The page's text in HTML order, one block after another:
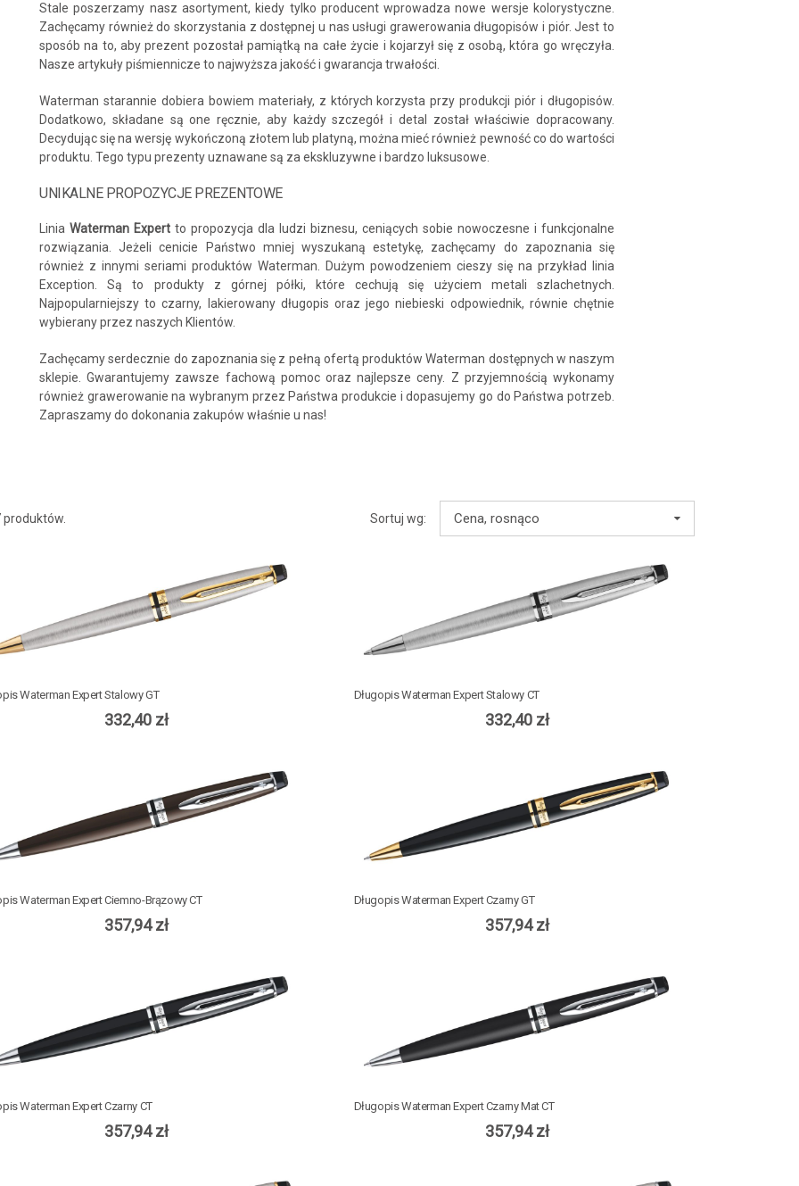
Stale poszerzamy nasz asortyment, kiedy tylko producent wprowadza nowe wersje kolorystyczne.
Zachęcamy również do skorzystania z dostępnej u nas usługi grawerowania długopisów i piór. Jest to
sposób na to, aby prezent pozostał pamiątką na całe życie i kojarzył się z osobą, która go wręczyła.
Nasze artykuły piśmiennicze to najwyższa jakość i gwarancja trwałości.
Waterman starannie dobiera bowiem materiały, z których korzysta przy produkcji piór i długopisów.
Dodatkowo, składane są one ręcznie, aby każdy szczegół i detal został właściwie dopracowany.
Decydując się na wersję wykończoną złotem lub platyną, można mieć również pewność co do wartości
produktu. Tego typu prezenty uznawane są za ekskluzywne i bardzo luksusowe.
UNIKALNE PROPOZYCJE PREZENTOWE
Linia Waterman Expert to propozycja dla ludzi biznesu, ceniących sobie nowoczesne i funkcjonalne
rozwiązania. Jeżeli cenicie Państwo mniej wyszukaną estetykę, zachęcamy do zapoznania się
również z innymi seriami produktów Waterman. Dużym powodzeniem cieszy się na przykład linia
Exception. Są to produkty z górnej półki, które cechują się użyciem metali szlachetnych.
Najpopularniejszy to czarny, lakierowany długopis oraz jego niebieski odpowiednik, równie chętnie
wybierany przez naszych Klientów.
Zachęcamy serdecznie do zapoznania się z pełną ofertą produktów Waterman dostępnych w naszym
sklepie. Gwarantujemy zawsze fachową pomoc oraz najlepsze ceny. Z przyjemnością wykonamy
również grawerowanie na wybranym przez Państwa produkcie i dopasujemy go do Państwa potrzeb.
Zapraszamy do dokonania zakupów właśnie u nas!
Sortuj wg: Cena, rosnąco
Waterman Expert Stalowy GT
332,40 zł
Długopis Waterman Expert Stalowy CT
332,40 zł
Waterman Expert Ciemno-Brązowy CT
357,94 zł
Długopis Waterman Expert Czarny GT
357,94 zł
Waterman Expert Czarny CT
357,94 zł
Długopis Waterman Expert Czarny Mat CT
357,94 zł